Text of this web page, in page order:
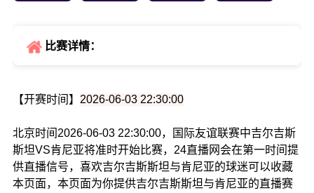
比赛详情：
【开赛时间】 2026-06-03 22:30:00
北京时间2026-06-03 22:30:00，国际友谊联赛中吉尔吉斯
斯坦VS肯尼亚将准时开始比赛，24直播网会在第一时间提
供直播信号，喜欢吉尔吉斯斯坦与肯尼亚的球迷可以收藏
本页面，本页面为你提供吉尔吉斯斯坦与肯尼亚的直播赛